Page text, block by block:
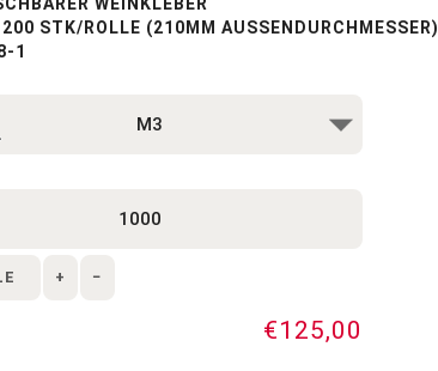
STK/ROLLE (210MM AUSSENDURCHMESSER)
1
+ −
€125,00